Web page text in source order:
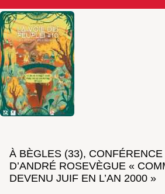
À BÈGLES (33),
D’ANDRÉ ROSEVÈGUE «
DEVENU JUIF EN L’AN 2000 »